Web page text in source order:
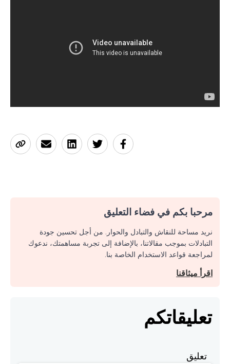
مرحبا بكم في فضاء التعليق
نريد مساحة للنقاش والتبادل والحوار. من أجل تحسين جودة
التبادلات بموجب مقالاتنا، بالإضافة إلى تجربة مساهمتك، ندعوك
لمراجعة قواعد الاستخدام الخاصة بنا.
اقرأ ميثاقنا
تعليقاتكم
تعليق